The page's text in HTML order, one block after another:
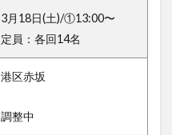
3月18日(土)/①13:00〜
定員：各回14名
港区赤坂
調整中